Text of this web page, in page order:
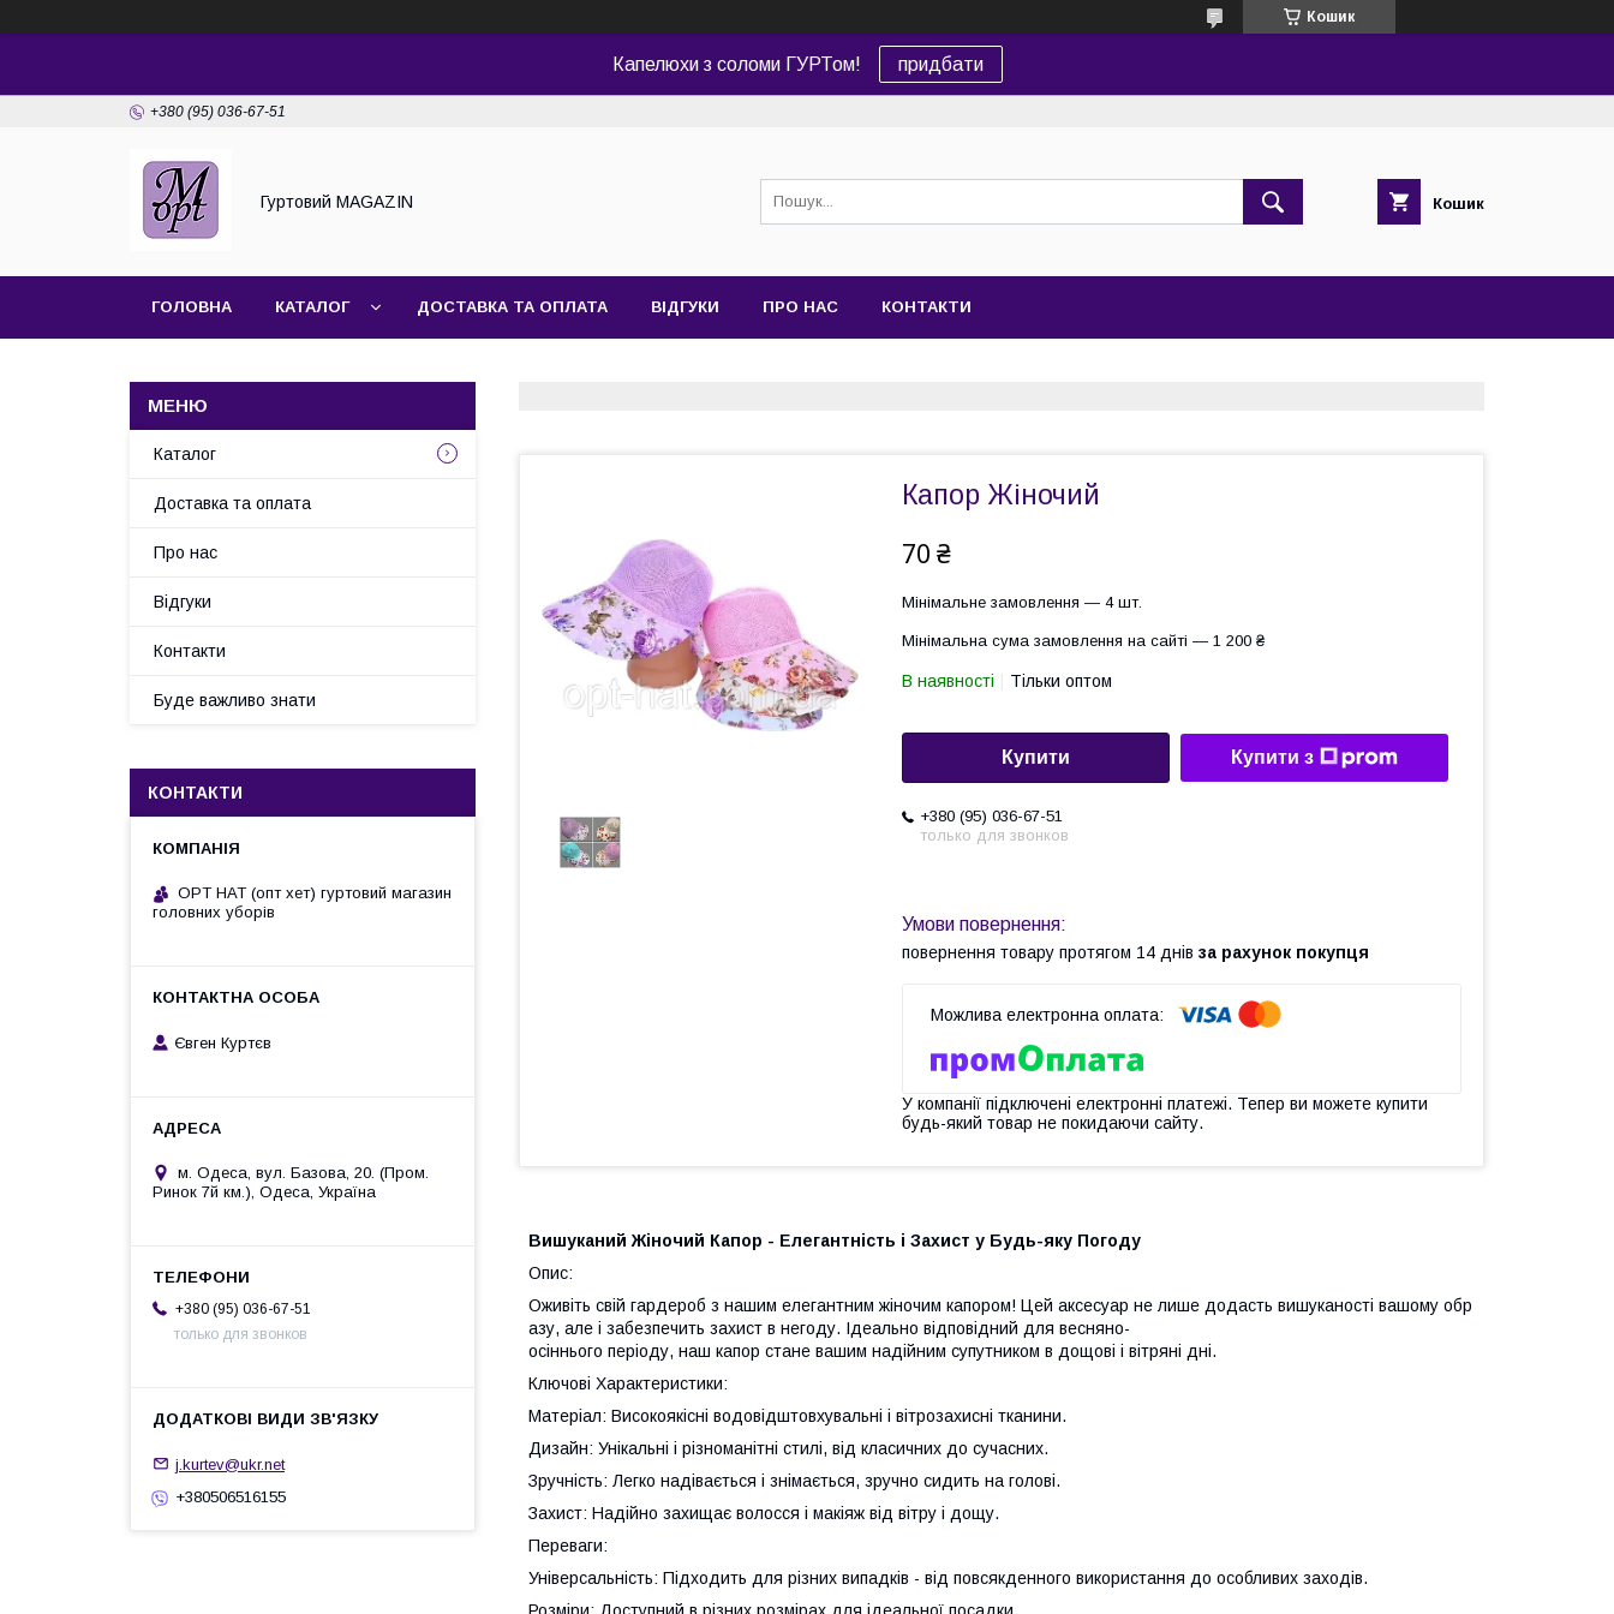
Кошик
Капелюхи з соломи ГУРТом! придбати
+380 (95) 036-67-51
Гуртовий MAGAZIN Кошик
ГОЛОВНА КАТАЛОГ ДОСТАВКА ТА ОПЛАТА ВІДГУКИ ПРО НАС КОНТАКТИ
Капор Жіночий
70 ₴
Мінімальне замовлення — 4 шт.
Мінімальна сума замовлення на сайті — 1 200 ₴
В наявності Тільки оптом
Купити Купити з
+380 (95) 036-67-51
только для звонков
повернення товару протягом 14 днів за рахунок покупця
У компанії підключені електронні платежі. Тепер ви можете купити
будь-який товар не покидаючи сайту.
Вишуканий Жіночий Капор - Елегантність і Захист у Будь-яку Погоду
Опис:
Оживіть свій гардероб з нашим елегантним жіночим капором! Цей аксесуар не лише додасть вишуканості вашому обр
азу, але і забезпечить захист в негоду. Ідеально відповідний для весняно-
осіннього періоду, наш капор стане вашим надійним супутником в дощові і вітряні дні.
Ключові Характеристики:
Матеріал: Високоякісні водовідштовхувальні і вітрозахисні тканини.
Дизайн: Унікальні і різноманітні стилі, від класичних до сучасних.
Зручність: Легко надівається і знімається, зручно сидить на голові.
Захист: Надійно захищає волосся і макіяж від вітру і дощу.
Переваги:
Універсальність: Підходить для різних випадків - від повсякденного використання до особливих заходів.
Розміри: Доступний в різних розмірах для ідеальної посадки.
Каталог
Доставка та оплата
Про нас
Відгуки
Контакти
Буде важливо знати
КОНТАКТИ
OPT HAT (опт хет) гуртовий магазин
головних уборів
Євген Куртєв
м. Одеса, вул. Базова, 20. (Пром.
Ринок 7й км.), Одеса, Україна
+380 (95) 036-67-51
только для звонков
j.kurtev@ukr.net
+380506516155